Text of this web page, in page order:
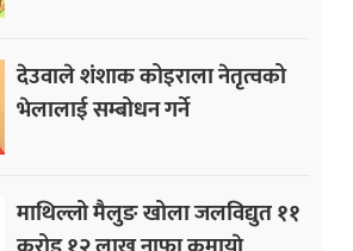
देउवाले शंशाक कोइराला नेतृत्वको
भेलालाई सम्बोधन गर्ने
माथिल्लो मैलुङ खोला जलविद्युत ११